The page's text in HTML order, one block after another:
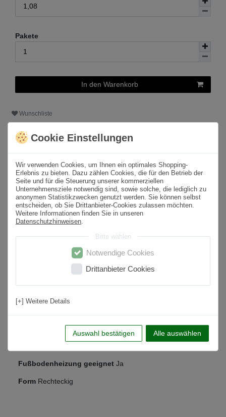
Pakete
In den Warenkorb
Wunschliste
* inkl. ges. MwSt. zzgl.Versandkosten
Produktbeschreibung
Format 30x60 cm
Paketinhalt 1,08m² /6St.
Matt
Nutzungsbereich
Boden & Wand
Fußbodenheizung geeignet Ja
Form Rechteckig
Cookie Einstellungen
Wir verwenden Cookies, um Ihnen ein optimales Shopping-
Erlebnis zu bieten. Dazu zählen Cookies, die für den Betrieb der
Seite und für die Steuerung unserer kommerziellen
Unternehmensziele notwendig sind, sowie solche, die lediglich zu
anonymen Statistikzwecken genutzt werden. Sie können selbst
entscheiden, ob Sie Drittanbieter-Cookies zulassen möchten.
Weitere Informationen finden Sie in unseren
Datenschutzhinweisen
Bitte wählen
Notwendige Cookies
Drittanbieter Cookies
[+] Weitere Details
Auswahl bestätigen Alle auswählen